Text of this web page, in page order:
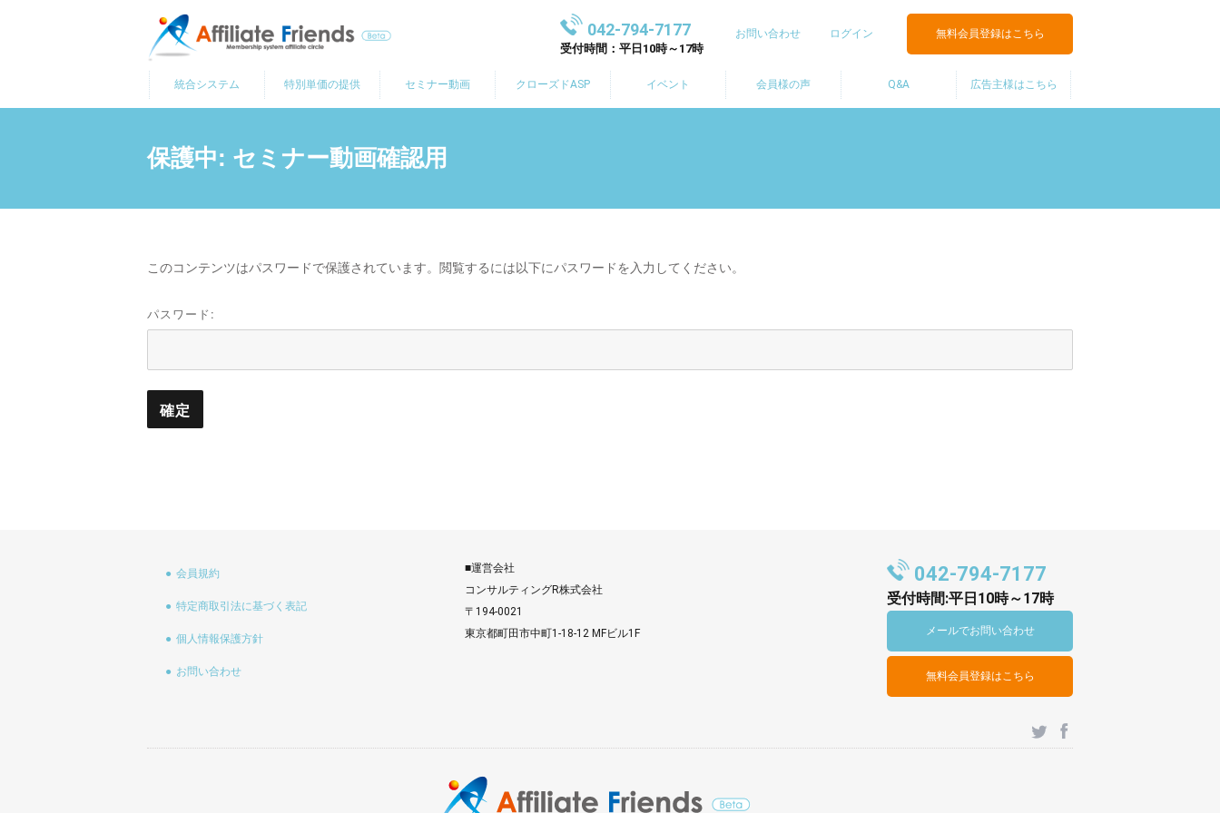
ツ
ッ
042-794-7177
受付時間：平日10時～17時
お問い合わせ ログイン 無料会員登録はこちら
統合システム 特別単価の提供 セミナー動画 クローズドASP イベント 会員様の声 Q&A 広告主様はこちら
保護中: セミナー動画確認用
このコンテンツはパスワードで保護されています。閲覧するには以下にパスワードを入力してください。
パスワード:
会員規約
特定商取引法に基づく表記
個人情報保護方針
お問い合わせ
■運営会社
コンサルティングR株式会社
〒194-0021
東京都町田市中町1-18-12 MFビル1F
042-794-7177
受付時間:平日10時～17時
メールでお問い合わせ
無料会員登録はこちら